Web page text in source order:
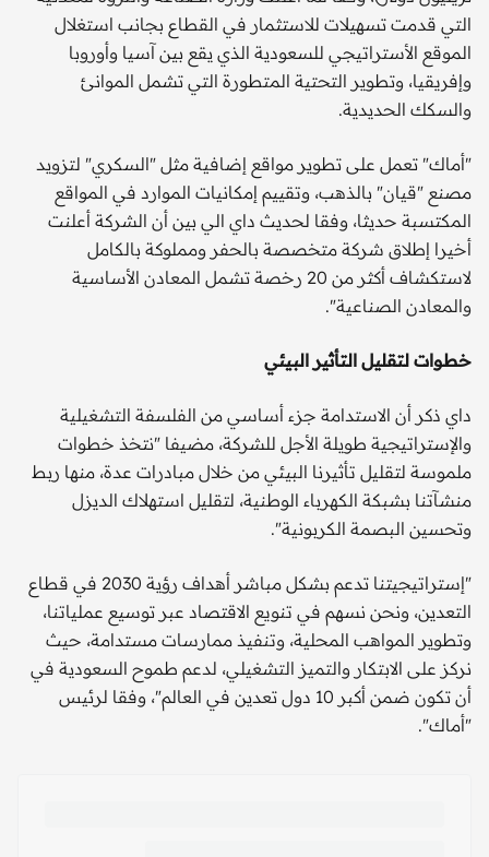
التي قدمت تسهيلات للاستثمار في القطاع بجانب استغلال
الموقع الأستراتيجي للسعودية الذي يقع بين آسيا وأوروبا
وإفريقيا، وتطوير التحتية المتطورة التي تشمل الموانئ
والسكك الحديدية.
"أماك" تعمل على تطوير مواقع إضافية مثل "السكري" لتزويد
مصنع "قيان" بالذهب، وتقييم إمكانيات الموارد في المواقع
المكتسبة حديثا، وفقا لحديث داي الي بين أن الشركة أعلنت
أخيرا إطلاق شركة متخصصة بالحفر ومملوكة بالكامل
لاستكشاف أكثر من 20 رخصة تشمل المعادن الأساسية
والمعادن الصناعية".
خطوات لتقليل التأثير البيئي
داي ذكر أن الاستدامة جزء أساسي من الفلسفة التشغيلية
والإستراتيجية طويلة الأجل للشركة، مضيفا "نتخذ خطوات
ملموسة لتقليل تأثيرنا البيئي من خلال مبادرات عدة، منها ربط
منشآتنا بشبكة الكهرباء الوطنية، لتقليل استهلاك الديزل
وتحسين البصمة الكربونية".
"إستراتيجيتنا تدعم بشكل مباشر أهداف رؤية 2030 في قطاع
التعدين، ونحن نسهم في تنويع الاقتصاد عبر توسيع عملياتنا،
وتطوير المواهب المحلية، وتنفيذ ممارسات مستدامة، حيث
نركز على الابتكار والتميز التشغيلي، لدعم طموح السعودية في
أن تكون ضمن أكبر 10 دول تعدين في العالم"، وفقا لرئيس
"أماك".